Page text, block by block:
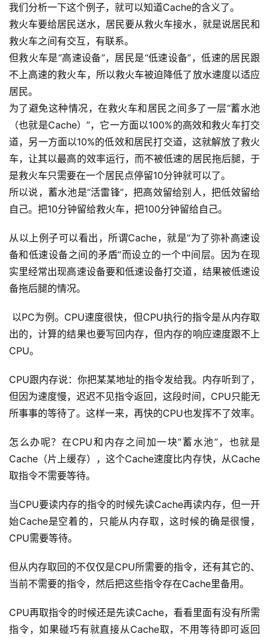
我们分析一下这个例子，就可以知道Cache的含义了。
救火车要给居民送水，居民要从救火车接水，就是说居民和
救火车之间有交互，有联系。
但救火车是“高速设备”，居民是“低速设备”，低速的居民跟
不上高速的救火车，所以救火车被迫降低了放水速度以适应
居民。
为了避免这种情况，在救火车和居民之间多了一层“蓄水池
（也就是Cache）”，它一方面以100%的高效和救火车打交
道，另一方面以10%的低效和居民打交道，这就解放了救火
车，让其以最高的效率运行，而不被低速的居民拖后腿，于
是救火车只需要在一个居民点停留10分钟就可以了。
所以说，蓄水池是“活雷锋”，把高效留给别人，把低效留给
自己。把10分钟留给救火车，把100分钟留给自己。
从以上例子可以看出，所谓Cache，就是“为了弥补高速设
备和低速设备之间的矛盾”而设立的一个中间层。因为在现
实里经常出现高速设备要和低速设备打交道，结果被低速设
备拖后腿的情况。
出的，计算的结果也要写回内存，但内存的响应速度跟不上
CPU。
CPU跟内存说：你把某某地址的指令发给我。内存听到了，
但因为速度慢，迟迟不见指令返回，这段时间，CPU只能无
所事事的等待了。这样一来，再快的CPU也发挥不了效率。
怎么办呢？在CPU和内存之间加一块“蓄水池”，也就是
Cache（片上缓存），这个Cache速度比内存快，从Cache
取指令不需要等待。
当CPU要读内存的指令的时候先读Cache再读内存，但一开
始Cache是空着的，只能从内存取，这时候的确是很慢，
CPU需要等待。
但从内存取回的不仅仅是CPU所需要的指令，还有其它的、
当前不需要的指令，然后把这些指令存在Cache里备用。
CPU再取指令的时候还是先读Cache，看看里面有没有所需
指令，如果碰巧有就直接从Cache取，不用等待即可返回